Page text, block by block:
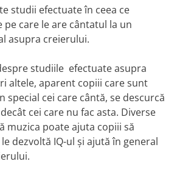
studii efectuate în ceea ce
pe care le are cântatul la un
asupra creierului.
studiile efectuate asupra
altele, aparent copiii care sunt
special cei care cântă, se descurcă
cei care nu fac asta. Diverse
muzica poate ajuta copiii să
dezvoltă IQ-ul și ajută în general